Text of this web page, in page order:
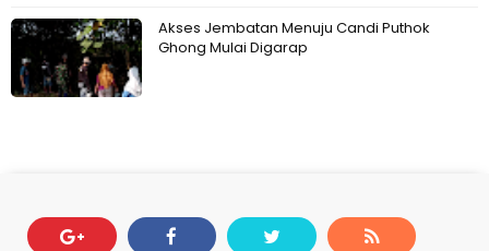
Akses Jembatan Menuju Candi Puthok
Ghong Mulai Digarap